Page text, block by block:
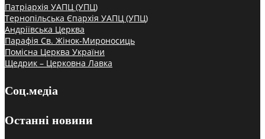
Патріархія УАПЦ (УПЦ)
Тернопільська Єпархія УАПЦ (УПЦ)
Андріївська Церква
Парафія Св. Жінок-Мироносиць
Помісна Церква України
Щедрик – Церковна Лавка
Соц.медіа
Останні новини